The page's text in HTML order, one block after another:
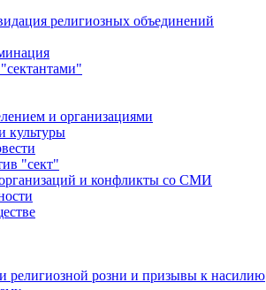
религиозных объединений
и организациями
культуры
"сект"
и конфликты со СМИ
религиозной розни и призывы к насилию